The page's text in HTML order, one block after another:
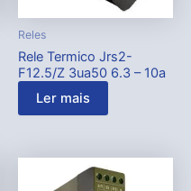
Reles
Rele Termico Jrs2-
F12.5/Z 3ua50 6.3 – 10a
Ler mais